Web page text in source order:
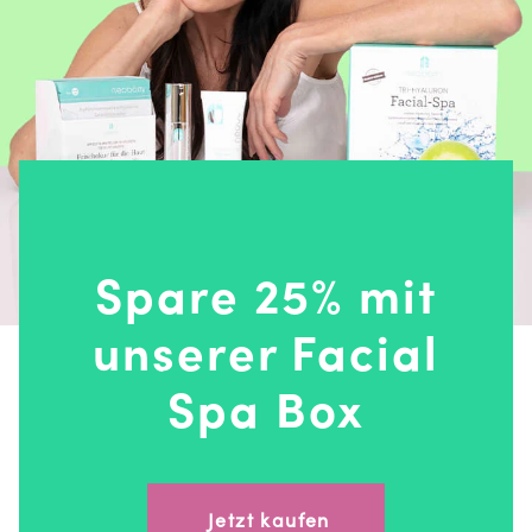
Spare 25% mit
unserer Facial
Spa Box
Jetzt kaufen